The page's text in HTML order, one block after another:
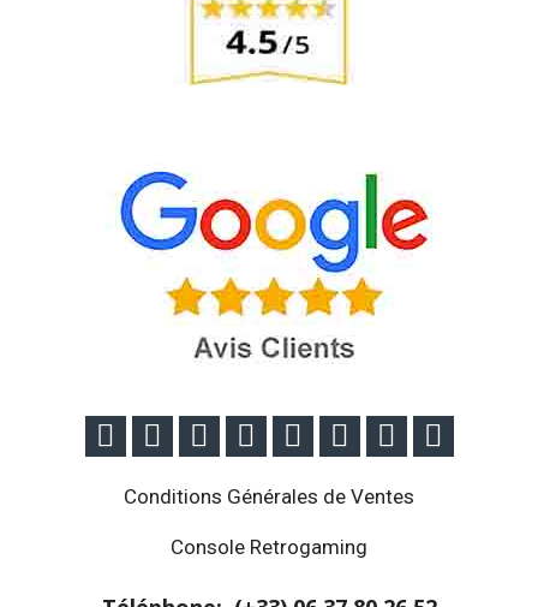
       
Conditions Générales de Ventes
Console Retrogaming